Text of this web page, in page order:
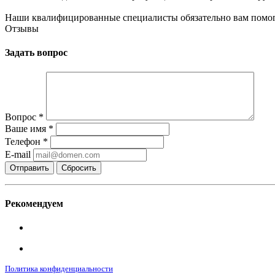
Наши квалифицированные специалисты обязательно вам
Отзывы
Задать вопрос
Вопрос *
Ваше имя *
Телефон *
E-mail
Сбросить
Рекомендуем
Политика конфиденциальности